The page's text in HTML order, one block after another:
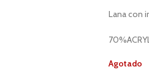
Lana con
Agotado